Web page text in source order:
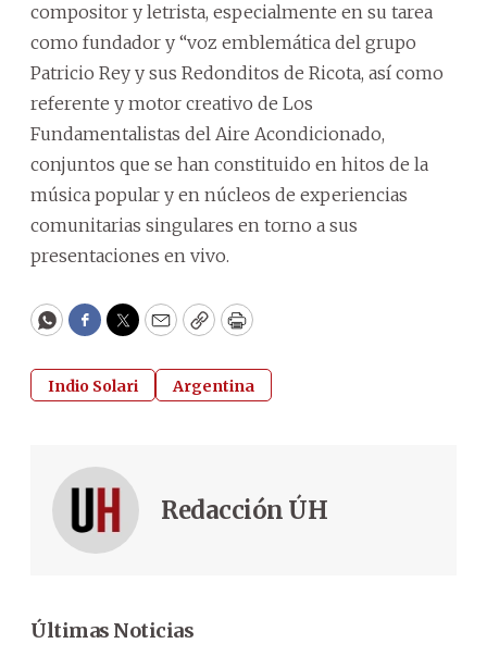
compositor y letrista, especialmente en su tarea
como fundador y “voz emblemática del grupo
Patricio Rey y sus Redonditos de Ricota, así como
referente y motor creativo de Los
Fundamentalistas del Aire Acondicionado,
conjuntos que se han constituido en hitos de la
música popular y en núcleos de experiencias
comunitarias singulares en torno a sus
presentaciones en vivo.
WhatsApp
Facebook
Twitter
EmailCopyPrint
Indio Solari Argentina
Redacción ÚH
Últimas Noticias